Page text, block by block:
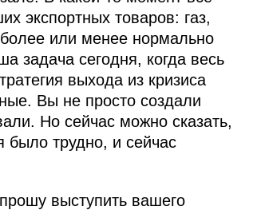
экспортных товаров: газ,
или менее нормально
задача сегодня, когда весь
выхода из кризиса
Вы не просто создали
Но сейчас можно сказать,
было трудно, и сейчас
выступить вашего